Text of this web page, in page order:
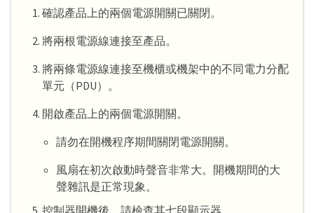
確認產品上的兩個電源開關已關閉。
將兩根電源線連接至產品。
將兩條電源線連接至機櫃或機架中的不同電力分配
單元（PDU）。
開啟產品上的兩個電源開關。
請勿在開機程序期間關閉電源開關。
風扇在初次啟動時聲音非常大。開機期間的大
聲雜訊是正常現象。
控制器開機後、請檢查其七段顯示器。